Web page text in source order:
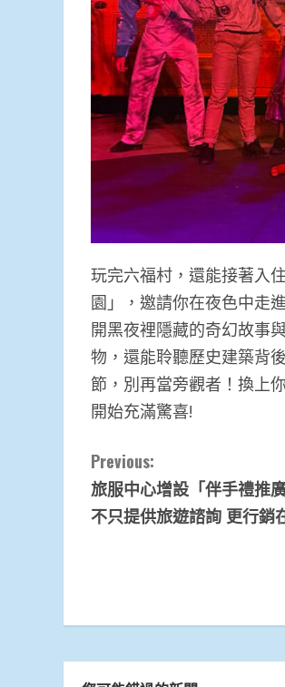
玩完六福村，還能接著入
園」，邀請你在夜色中走
開黑夜裡隱藏的奇幻故事
物，還能聆聽歷史建築背
節，別再當旁觀者！換上
開始充滿驚喜!
Continue
Reading
Previous:
旅服中心增設「伴手禮推
不只提供旅遊諮詢 更行銷